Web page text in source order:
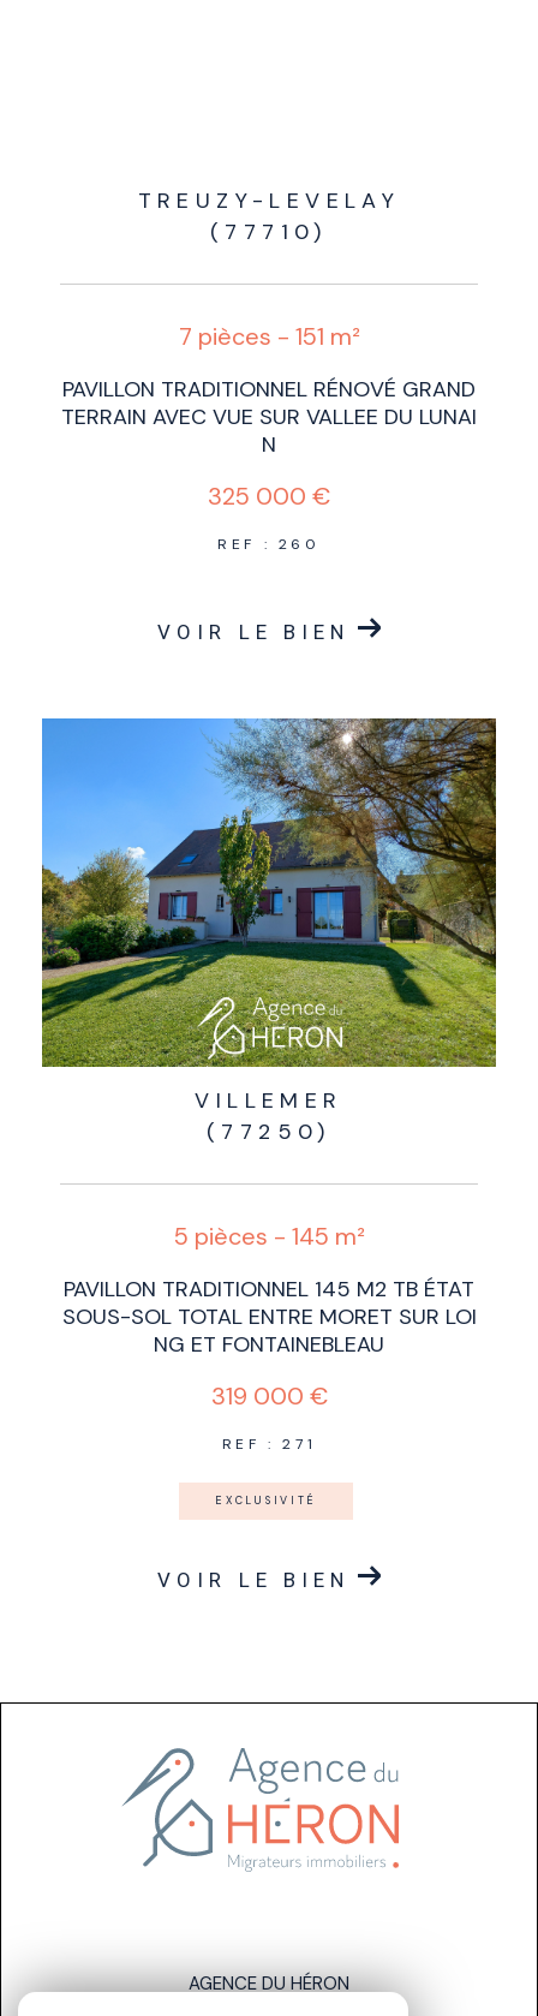
TREUZY-LEVELAY
(77710)
7 pièces - 151 m²
PAVILLON TRADITIONNEL RÉNOVÉ GRAND
TERRAIN AVEC VUE SUR VALLEE DU LUNAI
N
325 000 €
REF : 260
VOIR LE BIEN
VILLEMER
(77250)
5 pièces - 145 m²
PAVILLON TRADITIONNEL 145 M2 TB ÉTAT
SOUS-SOL TOTAL ENTRE MORET SUR LOI
NG ET FONTAINEBLEAU
319 000 €
REF : 271
EXCLUSIVITÉ
VOIR LE BIEN
AGENCE DU HÉRON